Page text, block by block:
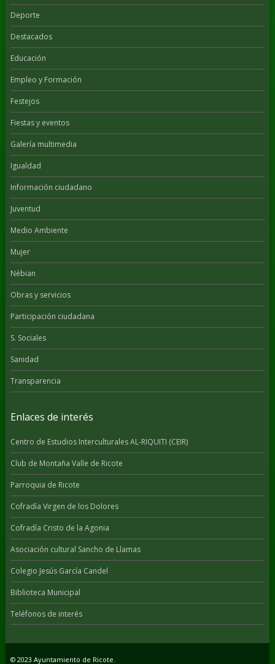
Deporte
Destacados
Educación
Empleo y Formación
Festejos
Fiestas y eventos
Galería multimedia
Igualdad
Información ciudadano
Juventud
Medio Ambiente
Mujer
Nébian
Obras y servicios
Participación ciudadana
S. Sociales
Sanidad
Transparencia
Enlaces de interés
Centro de Estudios Interculturales AL-RIQUITI (CEIR)
Club de Montaña Valle de Ricote
Parroquia de Ricote
Cofradía Virgen de los Dolores
Cofradía Cristo de la Agonia
Asociación cultural Sancho de Llamas
Colegio Jesús García Candel
Biblioteca Municipal
Teléfonos de interés
© 2023 Ayuntamiento de Ricote.